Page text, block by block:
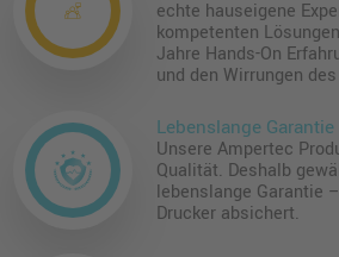
echte hauseigene
kompetenten
Jahre Hands-On
und den Wirrungen
Lebenslange Garantie
Unsere Ampertec
Qualität. Deshalb
lebenslange Garantie
Drucker absichert.